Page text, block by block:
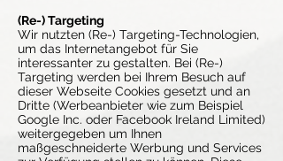
(Re-) Targeting
Wir nutzten (Re-) Targeting-Technologien,
um das Internetangebot für Sie
interessanter zu gestalten. Bei (Re-)
Targeting werden bei Ihrem Besuch auf
dieser Webseite Cookies gesetzt und an
Dritte (Werbeanbieter wie zum Beispiel
Google Inc. oder Facebook Ireland Limited)
weitergegeben um Ihnen
maßgeschneiderte Werbung und Services